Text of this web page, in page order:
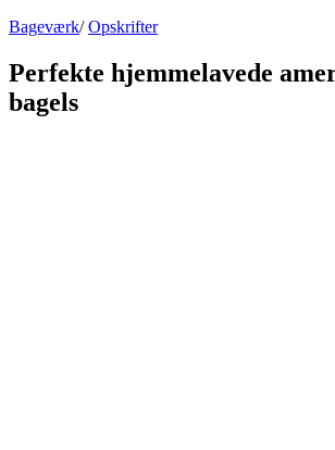
Bageværk/ Opskrifter
Perfekte hjemmelavede
bagels